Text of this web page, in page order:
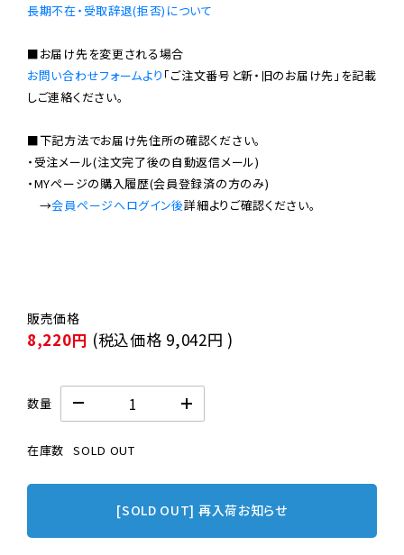
長期不在・受取辞退(拒否)について
お問い合わせフォームより 「ご注文番号と新・旧のお届け先」を記載
しご連絡ください。
■下記方法でお届け先住所の確認ください。
・受注メール(注文完了後の自動返信メール)
・MYページの購入履歴(会員登録済の方のみ)
→会員ページへログイン後
8,220円 (税込価格 9,042円 )
数量
在庫数 SOLD OUT
[SOLD OUT] 再入荷お知らせ